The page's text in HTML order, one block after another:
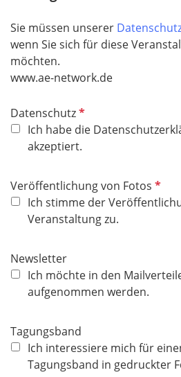
f
e
l
d
Sie müssen unserer
wenn Sie sich für diese
möchten.
​​​​​​​www.ae-network.de
DatenschutzP
f
l
h
t
f
d
Ich habe die
akzeptiert.
Veröffentlichung von Fotos P
f
t
d
Ich stimme der
Veranstaltung zu.
Newsletter
Ich möchte in den
aufgenommen werden.
Tagungsband
Ich interessiere mich für
Tagungsband in gedruckter